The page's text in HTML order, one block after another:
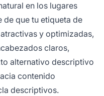
en los lugares
de que tu etiqueta de
y optimizadas,
claros,
alternativo descriptivo
contenido
descriptivos.